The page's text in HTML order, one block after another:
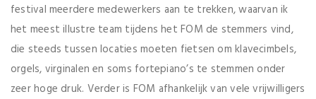
festival meerdere medewerkers aan te trekken, waarvan ik
het meest illustre team tijdens het FOM de stemmers vind,
die steeds tussen locaties moeten fietsen om klavecimbels,
orgels, virginalen en soms fortepiano’s te stemmen onder
zeer hoge druk. Verder is FOM afhankelijk van vele vrijwilligers